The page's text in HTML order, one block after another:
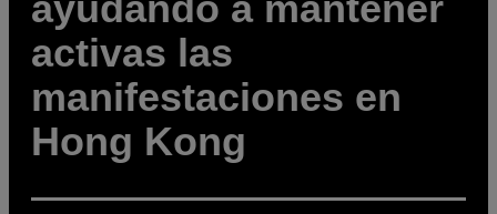
activas las
manifestaciones en
Hong Kong